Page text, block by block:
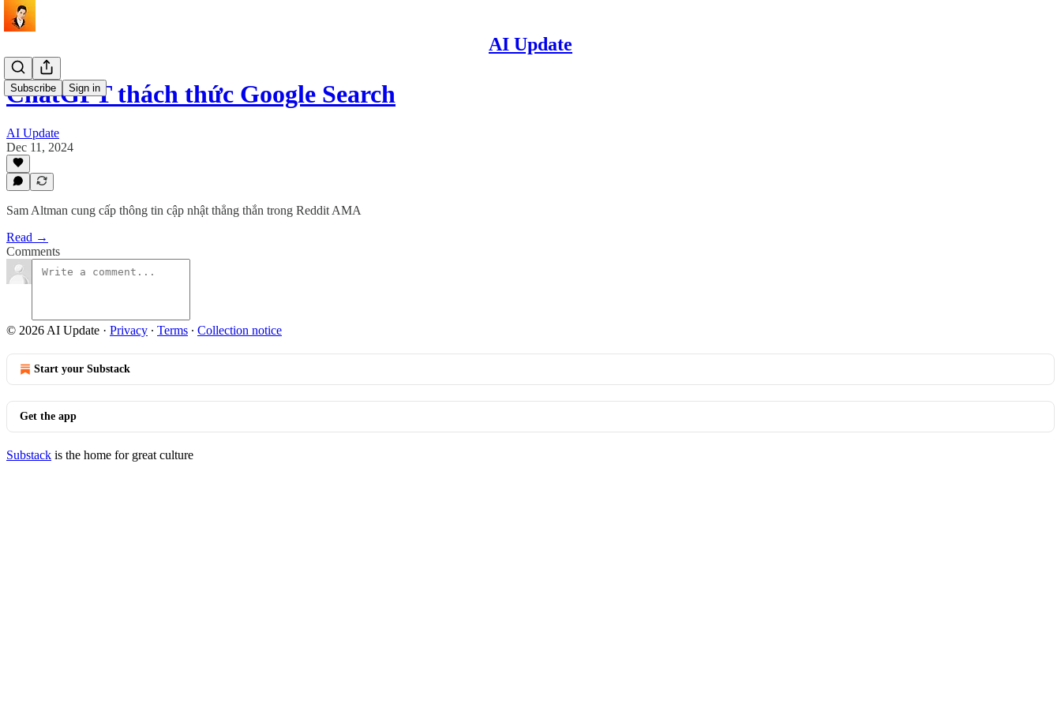
AI Update
Subscribe Sign in
ChatGPT thách thức Google Search
AI Update
Dec 11, 2024
Sam Altman cung cấp thông tin cập nhật thẳng thắn trong Reddit AMA
Read →
Comments
© 2026 AI Update · Privacy ∙ Terms ∙ Collection notice
Start your Substack
Get the app
Substack is the home for great culture